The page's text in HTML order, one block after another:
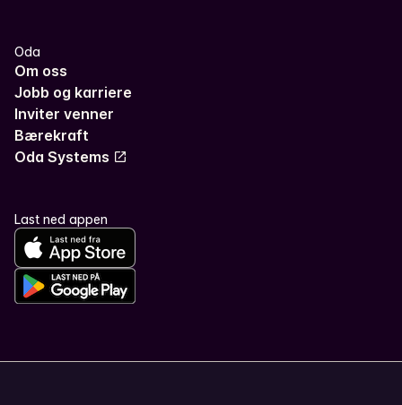
Oda
Om oss
Jobb og karriere
Inviter venner
Bærekraft
Oda Systems
Last ned appen